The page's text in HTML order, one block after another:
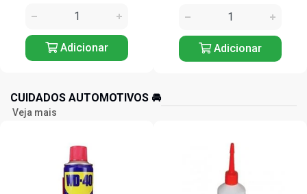
Adicionar Adicionar
CUIDADOS AUTOMOTIVOS 🚘️
Veja mais